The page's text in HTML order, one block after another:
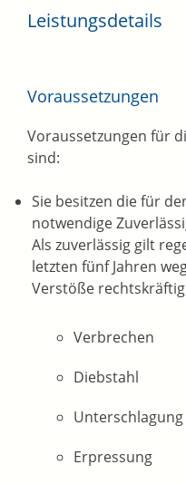
Leistungsdetails
Voraussetzungen
Voraussetzungen für
sind:
Sie besitzen die für
notwendige
Als zuverlässig gilt
letzten fünf Jahren
Verstöße
Verbrechen
Diebstahl
Unterschlagung
Erpressung